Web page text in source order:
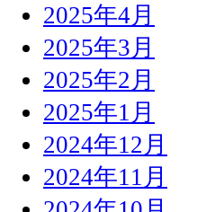
2025年4月
2025年3月
2025年2月
2025年1月
2024年12月
2024年11月